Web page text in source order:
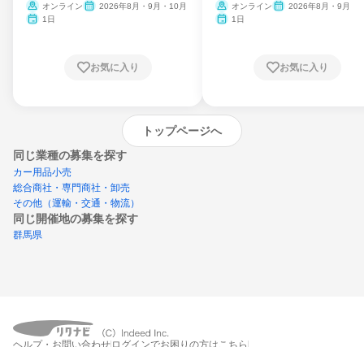
ム
オンライン
2026年8月・9月・10月
1日
お気に入り
オンライン
2026年8月・9月
1日
お気に入り
トップページへ
同じ業種の募集を探す
カー用品小売
総合商社・専門商社・卸売
その他（運輸・交通・物流）
同じ開催地の募集を探す
群馬県
エントリーするとプログラムの詳細案内を